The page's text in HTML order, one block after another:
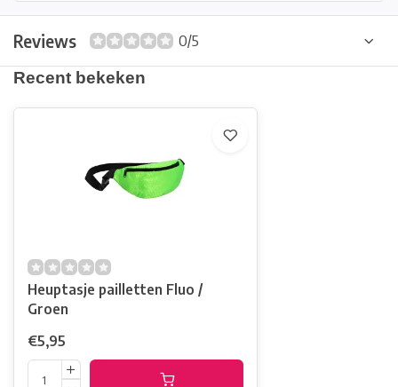
Reviews
0/5
Recent bekeken
Heuptasje pailletten Fluo /
Groen
€5,95